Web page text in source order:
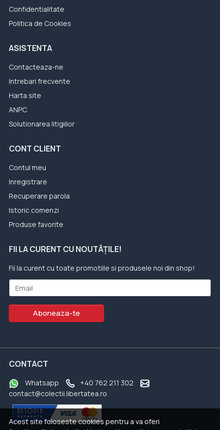
Acest site foloseste cookies pentru a va oferi
Confidentialitate
Politica de Cookies
ASISTENTA
Contacteaza-ne
Intrebari frecvente
Harta site
ANPC
Solutionarea litigiilor
CONT CLIENT
Contul meu
Inregistrare
Recuperare parola
Istoric comenzi
Produse favorite
FII LA CURENT CU NOUTĂȚILE!
Fii la curent cu toate promotiile si produsele noi din shop!
Email
Aboneaza-te
CONTACT
Whatsapp
+40 762 211 302
contact@colectii.libertatea.ro